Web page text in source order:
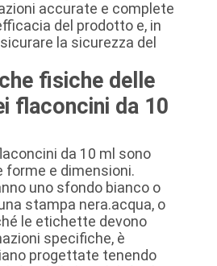
accurate e complete
del prodotto e, in
la sicurezza del
fisiche delle
flaconcini da 10
da 10 ml sono
forme e dimensioni.
uno sfondo bianco o
stampa nera.acqua, o
le etichette devono
specifiche, è
progettate tenendo